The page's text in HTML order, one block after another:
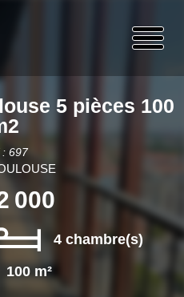
5 pièces 100
: 697
000
4 chambre(s)
100 m²